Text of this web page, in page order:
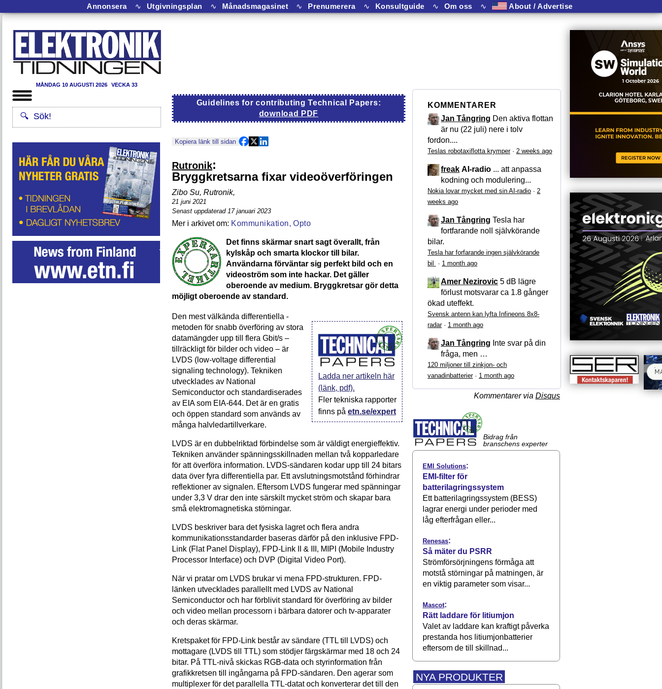
Annonsera ∿ Utgivningsplan ∿ Månadsmagasinet ∿ Prenumerera ∿ Konsultguide ∿ Om oss ∿ About / Advertise
MÅNDAG 10 AUGUSTI 2026 VECKA 33
Guidelines for contributing Technical Papers:
download PDF
Kopiera länk till sidan
Rutronik:
Bryggkretsarna fixar videoöverföringen
Zibo Su, Rutronik,
21 juni 2021
Senast uppdaterad 17 januari 2023
Kommunikation, Opto
Det finns skärmar snart sagt överallt, från
kylskåp och smarta klockor till bilar.
Användarna förväntar sig perfekt bild och en
videoström som inte hackar. Det gäller
oberoende av medium. Bryggkretsar gör detta
möjligt oberoende av standard.
Ladda ner artikeln här
(länk, pdf).
Fler tekniska rapporter
finns på etn.se/expert
Den mest välkända differentiella ­
metoden för snabb överföring av stora
datamängder upp till flera Gbit/s –
tillräckligt för bilder och video – är
LVDS (low-voltage differential
signaling technology). Tekniken
utvecklades av National
Semiconductor och standardiserades
av EIA som EIA-644. Det är en gratis
och öppen standard som används av
många halvledartillverkare.
LVDS är en dubbelriktad förbindelse som är väldigt energieffektiv.
Tekniken använder spänningsskillnaden mellan två kopparledare
för att överföra information. LVDS-sändaren kodar upp till 24 bitars
data över fyra differentiella par. Ett avslutningsmotstånd förhindrar
reflektioner av signalen. Eftersom LVDS fungerar med spänningar
under 3,3 V drar den inte särskilt mycket ström och skapar bara
små elektromagnetiska störningar.
LVDS beskriver bara det fysiska lagret och flera andra
kommunikationsstandarder baseras därför på den inklusive FPD-
Link (Flat Panel Display), FPD-Link II & III, MIPI (Mobile Industry
Processor Interface) och DVP (Digital Video Port).
När vi pratar om LVDS brukar vi mena FPD-strukturen. FPD-
länken utvecklades ­parallellt med LVDS av National
Semiconductor och har förblivit standard för över­föring av bilder
och video mellan processorn i bärbara datorer och tv-apparater
och deras skärmar.
Kretspaket för FPD-Link består av sändare (TTL till LVDS) och
mottagare (LVDS till TTL) som stödjer färgskärmar med 18 och 24
bitar. På TTL-nivå skickas RGB-data och styrinformation från
grafikkretsen till ingångarna på FPD-sändaren. Den agerar som
multiplexer för det parallella TTL-datat och konverterar det till den
KOMMENTARER
Jan Tångring Den aktiva flottan
är nu (22 juli) nere i tolv
fordon....
Teslas robotaxiflotta krymper· 2 weeks ago
freak AI-radio ... att anpassa
kodning och modulering...
Nokia lovar mycket med sin AI-radio · 2
weeks ago
Jan Tångring Tesla har
fortfarande noll självkörande
bilar.
Tesla har forfarande ingen självkörande
bil
· 1 month ago
Amer Nezirovic 5 dB lägre
förlust motsvarar ca 1.8 gånger
ökad uteffekt.
Svensk antenn kan lyfta Infineons 8x8-
radar· 1 month ago
Jan Tångring Inte svar på din
fråga, men …
120 miljoner till zinkjon- och
vanadinbatterier· 1 month ago
Kommentarer via Disqus
Bidrag från
branschens experter
EMI Solutions:
EMI-filter för
batterilagringssystem
Ett batterilagringssystem (BESS)
lagrar energi under perioder med
låg efterfrågan eller...
Renesas:
Så mäter du PSRR
Strömförsörjningens förmåga att
motstå störningar på matningen, är
en viktig parameter som visar...
Mascot:
Rätt laddare för litiumjon
Valet av laddare kan kraftigt påverka
prestanda hos litiumjonbatterier
eftersom de till skillnad...
NYA PRODUKTER